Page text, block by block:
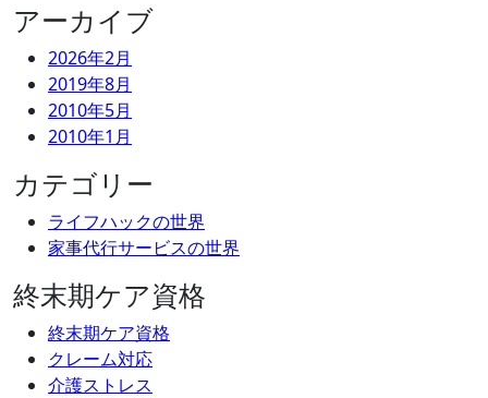
アーカイブ
2026年2月
2019年8月
2010年5月
2010年1月
カテゴリー
ライフハックの世界
家事代行サービスの世界
終末期ケア資格
終末期ケア資格
クレーム対応
介護ストレス